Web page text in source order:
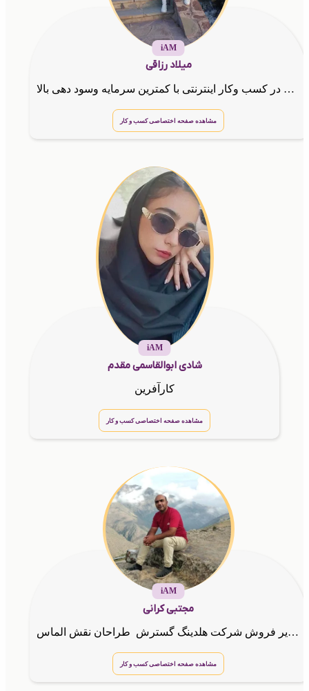
iAM
میلاد رزاقی
مهارت در کسب وکار اینترنتی با کمترین سرمایه وسود دهی بالا
مشاهده صفحه اختصاصی کسب و کار
iAM
شادی ابوالقاسمی مقدم
کارآفرین
مشاهده صفحه اختصاصی کسب و کار
iAM
مجتبی کرانی
کارشناس و مدیر فروش شرکت هلدینگ گسترش طراحان نقش الماس
مشاهده صفحه اختصاصی کسب و کار